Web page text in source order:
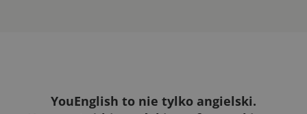
YouEnglish to nie tylko angielski.